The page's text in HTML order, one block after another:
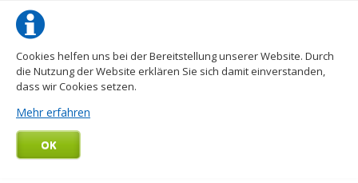
Cookies helfen uns bei der Bereitstellung unserer Website. Durch
die Nutzung der Website erklären Sie sich damit einverstanden,
dass wir Cookies setzen.
Mehr erfahren
OK